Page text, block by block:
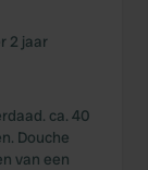
2 jaar
ca. 40
Douche
van een